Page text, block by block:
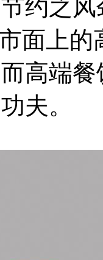
约之
面上
高端
夫。